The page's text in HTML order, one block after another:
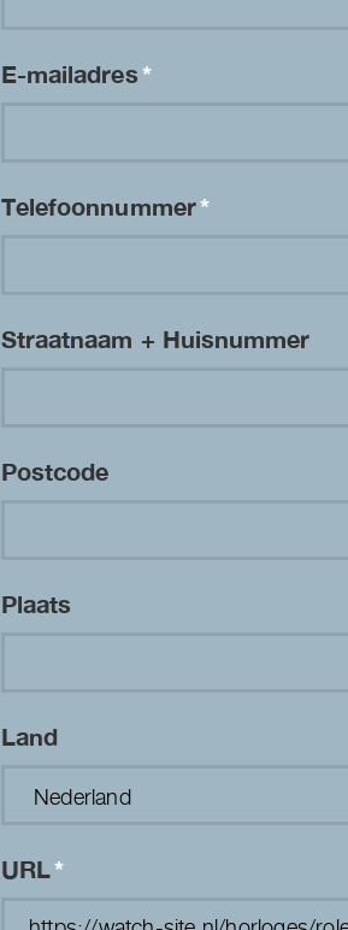
E-mailadres*
Telefoonnummer*
Straatnaam + Huisnummer
Postcode
Plaats
Land
URL*